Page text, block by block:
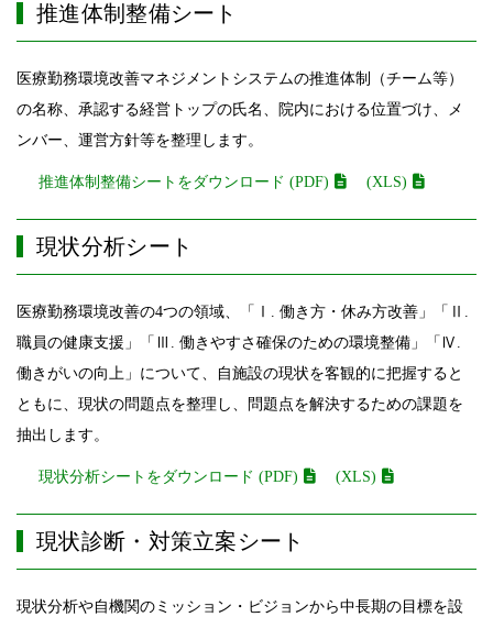
推進体制整備シート
医療勤務環境改善マネジメントシステムの推進体制（チーム等）
の名称、承認する経営トップの氏名、院内における位置づけ、メ
ンバー、運営方針等を整理します。
推進体制整備シートをダウンロード (PDF) (XLS)
現状分析シート
医療勤務環境改善の4つの領域、「Ⅰ. 働き方・休み方改善」「Ⅱ.
職員の健康支援」「Ⅲ. 働きやすさ確保のための環境整備」「Ⅳ.
働きがいの向上」について、自施設の現状を客観的に把握すると
ともに、現状の問題点を整理し、問題点を解決するための課題を
抽出します。
現状分析シートをダウンロード (PDF) (XLS)
現状診断・対策立案シート
現状分析や自機関のミッション・ビジョンから中長期の目標を設